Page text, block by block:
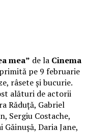
mea” de la Cinema
pe 9 februarie
râsete și bucurie.
alături de actorii
Răduță, Gabriel
Sergiu Costache,
Daria Jane,